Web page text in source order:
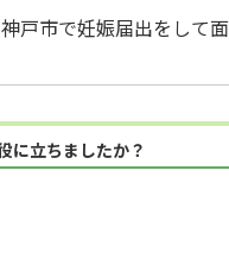
戸市で妊娠届出をして
に立ちましたか？